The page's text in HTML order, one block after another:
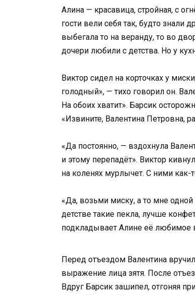
Алина — красавица, стройная, с
гости вели себя так, будто знали
выбегала то на веранду, то во
дочери любили с детства. Но у
Виктор сидел на корточках у
голодный», — тихо говорил он.
На обоих хватит». Барсик
«Извините, Валентина Петровна,
«Да постоянно, — вздохнула
и этому перепадёт». Виктор
на коленях мурлычет. С ними как-
«Да, возьми миску, а то мне
детстве такие пекла, лучше
подкладывает Алине её любимое
Перед отъездом Валентина
выражение лица зятя. После
Вдруг Барсик зашипел, отгоняя